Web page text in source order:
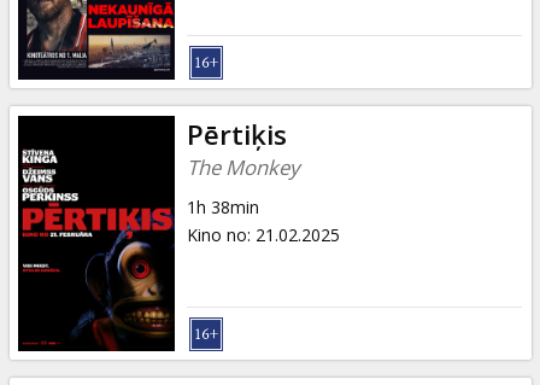
Uzkodas
B2B
Kino
Klubs
Pērtiķis
The Monkey
1h 38min
Kino no: 21.02.2025